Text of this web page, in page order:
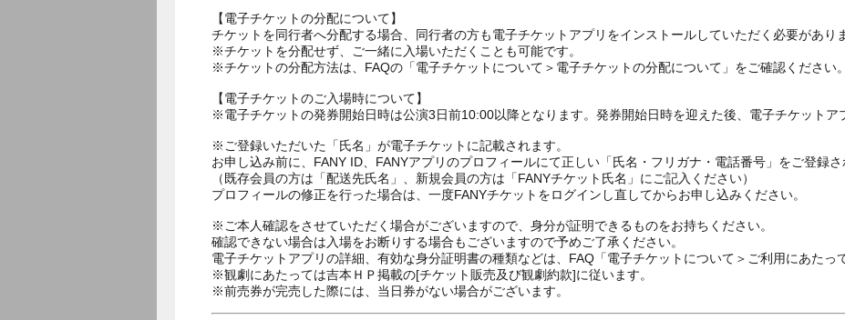
【電子チケットの分配について】
チケットを同行者へ分配する場合、同行者の方も電子チケットアプリをインストールしていただく必要があり
※チケットを分配せず、ご一緒に入場いただくことも可能です。
※チケットの分配方法は、FAQの「電子チケットについて＞電子チケットの分配について」をご確認ください。
【電子チケットのご入場時について】
※電子チケットの発券開始日時は公演3日前10:00以降となります。発券開始日時を迎えた後、電子チケットア
※ご登録いただいた「氏名」が電子チケットに記載されます。
お申し込み前に、FANY ID、FANYアプリのプロフィールにて正しい「氏名・フリガナ・電話番号」をご登録さ
（既存会員の方は「配送先氏名」、新規会員の方は「FANYチケット氏名」にご記入ください）
プロフィールの修正を行った場合は、一度FANYチケットをログインし直してからお申し込みください。
※ご本人確認をさせていただく場合がございますので、身分が証明できるものをお持ちください。
確認できない場合は入場をお断りする場合もございますので予めご了承ください。
電子チケットアプリの詳細、有効な身分証明書の種類などは、FAQ「電子チケットについて＞ご利用にあたっ
※観劇にあたっては吉本ＨＰ掲載の[チケット販売及び観劇約款]に従います。
※前売券が完売した際には、当日券がない場合がございます。